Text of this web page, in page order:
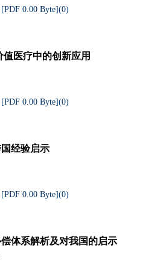
[PDF 0.00 Byte](0)
医疗中的创新应用
[PDF 0.00 Byte](0)
经验启示
[PDF 0.00 Byte](0)
体系解析及对我国的启示